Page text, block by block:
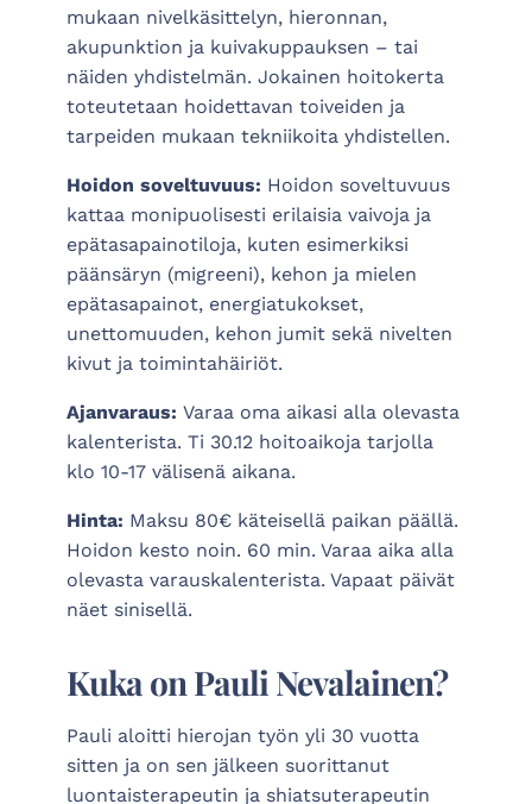
mukaan nivelkäsittelyn, hieronnan,
akupunktion ja kuivakuppauksen – tai
näiden yhdistelmän. Jokainen hoitokerta
toteutetaan hoidettavan toiveiden ja
tarpeiden mukaan tekniikoita yhdistellen.
Hoidon soveltuvuus: Hoidon soveltuvuus
kattaa monipuolisesti erilaisia vaivoja ja
epätasapainotiloja, kuten esimerkiksi
päänsäryn (migreeni), kehon ja mielen
epätasapainot, energiatukokset,
unettomuuden, kehon jumit sekä nivelten
kivut ja toimintahäiriöt.
Ajanvaraus: Varaa oma aikasi alla olevasta
kalenterista. Ti 30.12 hoitoaikoja tarjolla
klo 10-17 välisenä aikana.
Hinta: Maksu 80€ käteisellä paikan päällä.
Hoidon kesto noin. 60 min. Varaa aika alla
olevasta varauskalenterista. Vapaat päivät
näet sinisellä.
Kuka on Pauli Nevalainen?
Pauli aloitti hierojan työn yli 30 vuotta
sitten ja on sen jälkeen suorittanut
luontaisterapeutin ja shiatsuterapeutin